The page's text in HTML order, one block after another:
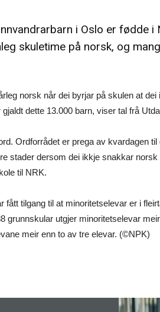
i Oslo er fødde i
skuletime på norsk, og
norsk når dei byrjar på skulen at
dette 13.000 barn, viser tal frå
Ordforrådet er prega av kvardagen
stader dersom dei ikkje snakkar
til NRK.
fått tilgang til at minoritetselevar er i
grunnskular utgjer minoritetselevar
meir enn to av tre elevar. (©NPK)